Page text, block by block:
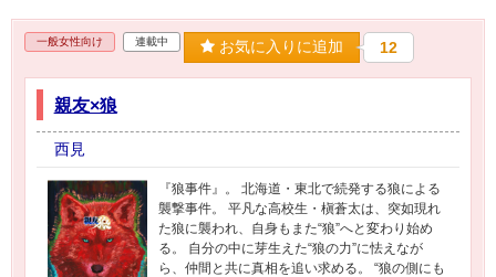
一般女性向け 連載中 お気に入りに追加 12
親友×狼
西見
『狼事件』。 北海道・東北で続発する狼による
襲撃事件。 平凡な高校生・槇蒼太は、突如現れ
た狼に襲われ、自身もまた“狼”へと変わり始め
る。 自分の中に芽生えた“狼の力”に怯えなが
ら、仲間と共に真相を追い求める。 “狼の側にも